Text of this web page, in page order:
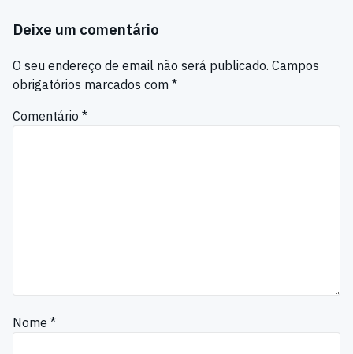
Deixe um comentário
O seu endereço de email não será publicado. Campos
obrigatórios marcados com *
Comentário *
Nome *